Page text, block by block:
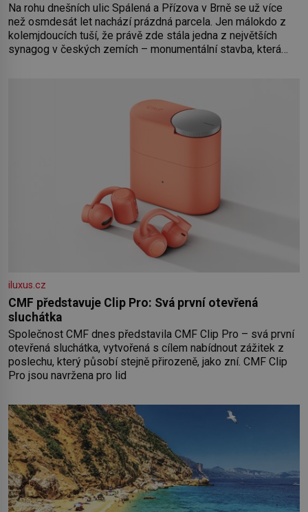
Na rohu dnešních ulic Spálená a Přízova v Brně se už více
než osmdesát let nachází prázdná parcela. Jen málokdo z
kolemjdoucích tuší, že právě zde stála jedna z největších
synagog v českých zemích – monumentální stavba, která
iluxus.cz
CMF představuje Clip Pro: Svá první otevřená
sluchátka
Společnost CMF dnes představila CMF Clip Pro – svá první
otevřená sluchátka, vytvořená s cílem nabídnout zážitek z
poslechu, který působí stejně přirozeně, jako zní. CMF Clip
Pro jsou navržena pro lid